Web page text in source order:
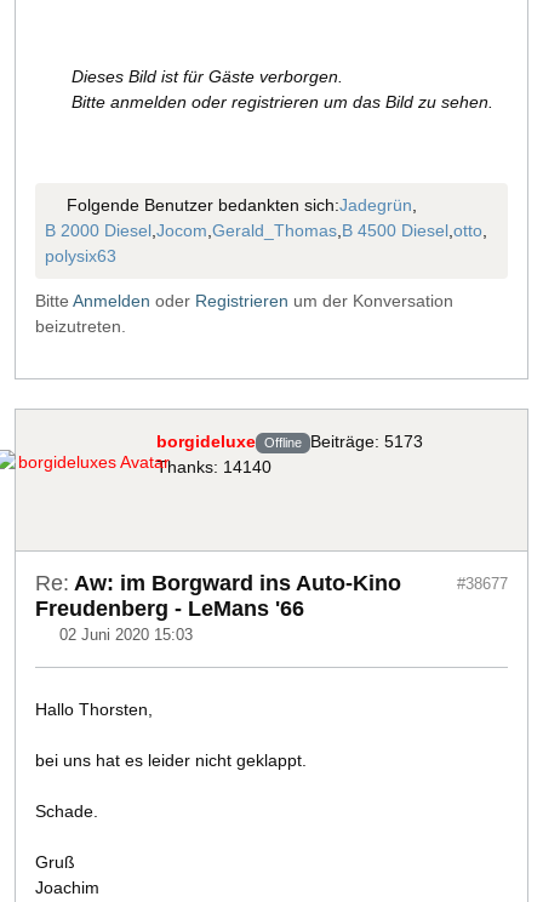
Dieses Bild ist für Gäste verborgen.
Bitte anmelden oder registrieren um das Bild zu sehen.
Folgende Benutzer bedankten sich:Jadegrün
B 2000 Diesel Jocom Gerald_Thomas B 4500 Diesel otto
polysix63
Bitte Anmelden oder Registrieren um der Konversation
beizutreten.
borgideluxe Offline Beiträge: 5173
Thanks: 14140
Re: Aw: im Borgward ins Auto-Kino
Freudenberg - LeMans '66
02 Juni 2020 15:03
#38677
Hallo Thorsten,
bei uns hat es leider nicht geklappt.
Schade.
Gruß
Joachim